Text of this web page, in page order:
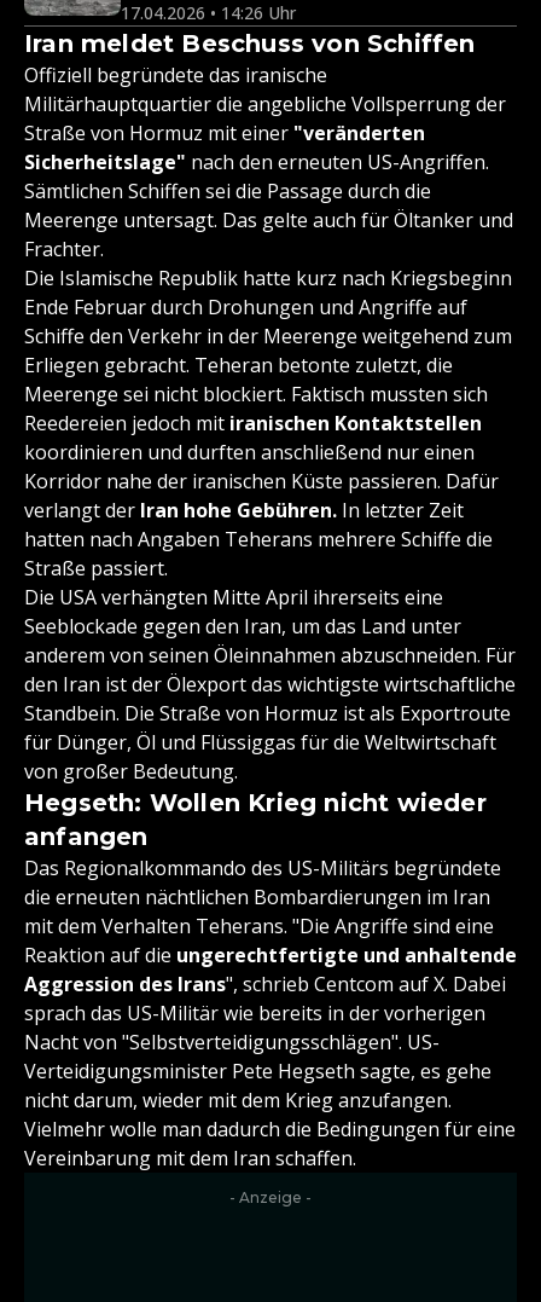
17.04.2026 • 14:26 Uhr
Iran meldet Beschuss von Schiffen
Offiziell begründete das iranische
Militärhauptquartier die angebliche Vollsperrung der
Straße von Hormuz mit einer "veränderten
Sicherheitslage" nach den erneuten US-Angriffen.
Sämtlichen Schiffen sei die Passage durch die
Meerenge untersagt. Das gelte auch für Öltanker und
Frachter.
Die Islamische Republik hatte kurz nach Kriegsbeginn
Ende Februar durch Drohungen und Angriffe auf
Schiffe den Verkehr in der Meerenge weitgehend zum
Erliegen gebracht. Teheran betonte zuletzt, die
Meerenge sei nicht blockiert. Faktisch mussten sich
Reedereien jedoch mit iranischen Kontaktstellen
koordinieren und durften anschließend nur einen
Korridor nahe der iranischen Küste passieren. Dafür
verlangt der Iran hohe Gebühren. In letzter Zeit
hatten nach Angaben Teherans mehrere Schiffe die
Straße passiert.
Die USA verhängten Mitte April ihrerseits eine
Seeblockade gegen den Iran, um das Land unter
anderem von seinen Öleinnahmen abzuschneiden. Für
den Iran ist der Ölexport das wichtigste wirtschaftliche
Standbein. Die Straße von Hormuz ist als Exportroute
für Dünger, Öl und Flüssiggas für die Weltwirtschaft
von großer Bedeutung.
Hegseth: Wollen Krieg nicht wieder
anfangen
Das Regionalkommando des US-Militärs begründete
die erneuten nächtlichen Bombardierungen im Iran
mit dem Verhalten Teherans. "Die Angriffe sind eine
Reaktion auf die ungerechtfertigte und anhaltende
Aggression des Irans", schrieb Centcom auf X. Dabei
sprach das US-Militär wie bereits in der vorherigen
Nacht von "Selbstverteidigungsschlägen". US-
Verteidigungsminister Pete Hegseth sagte, es gehe
nicht darum, wieder mit dem Krieg anzufangen.
Vielmehr wolle man dadurch die Bedingungen für eine
Vereinbarung mit dem Iran schaffen.
- Anzeige -